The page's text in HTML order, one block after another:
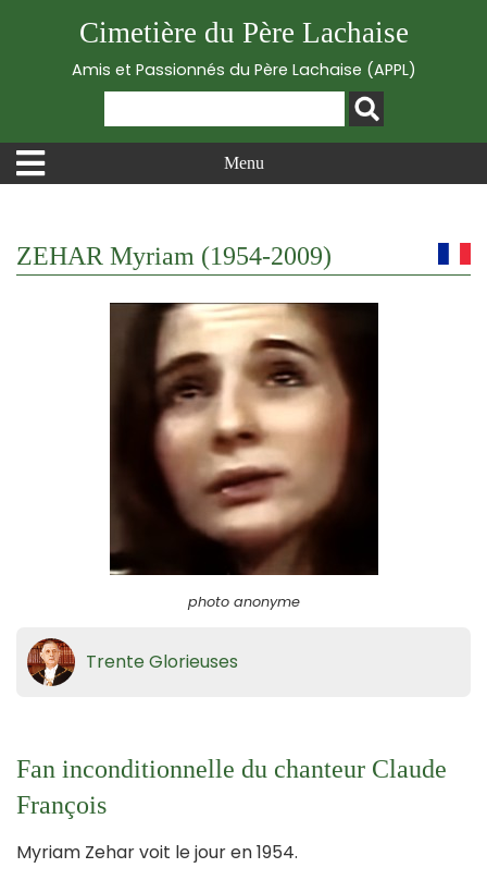
Cimetière du Père Lachaise
Amis et Passionnés du Père Lachaise (APPL)
Menu
ZEHAR Myriam (1954-2009)
photo anonyme
Trente Glorieuses
Fan inconditionnelle du chanteur Claude
François
Myriam Zehar voit le jour en 1954.